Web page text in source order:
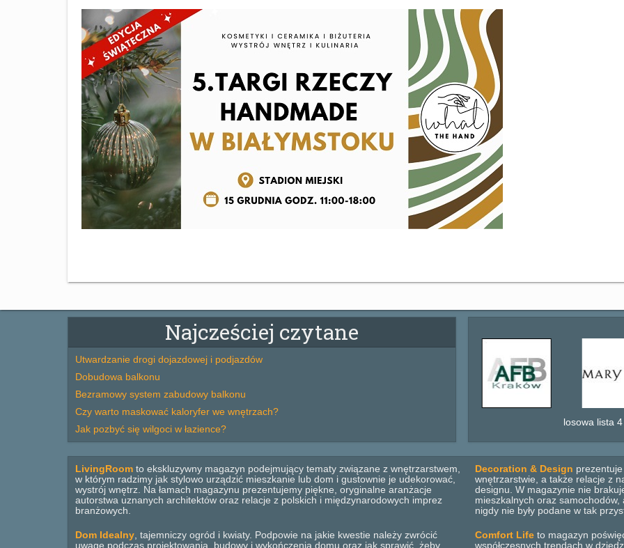
Najcześciej czytane
Utwardzanie drogi dojazdowej i podjazdów
Dobudowa balkonu
Bezramowy system zabudowy balkonu
Czy warto maskować kaloryfer we wnętrzach?
Jak pozbyć się wilgoci w łazience?
losowa lista
LivingRoom to ekskluzywny magazyn podejmujący tematy związane z wnętrzarstwem,
w którym radzimy jak stylowo urządzić mieszkanie lub dom i gustownie je udekorować,
wystrój wnętrz. Na łamach magazynu prezentujemy piękne, oryginalne aranżacje
autorstwa uznanych architektów oraz relacje z polskich i międzynarodowych imprez
branżowych.
Decoration & Design
wnętrzarstwie, a także relacje z
designu. W magazynie nie
mieszkalnych oraz
nigdy nie były podane w tak
Dom Idealny, tajemniczy ogród i kwiaty. Podpowie na jakie kwestie należy zwrócić
uwagę podczas projektowania, budowy i wykończenia domu oraz jak sprawić, żeby
Comfort Life to magazyn
współczesnych trendach w